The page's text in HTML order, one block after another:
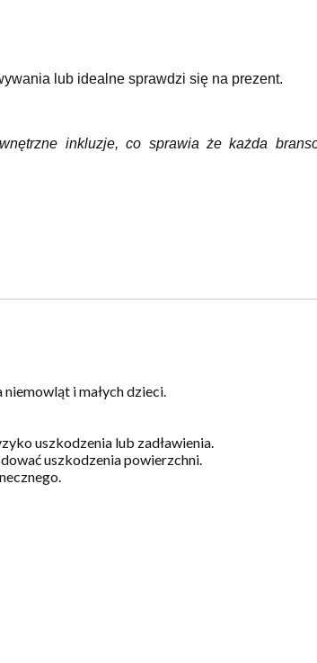
lub idealne sprawdzi się na prezent.
inkluzje, co sprawia że każda
i małych dzieci.
uszkodzenia lub zadławienia.
uszkodzenia powierzchni.